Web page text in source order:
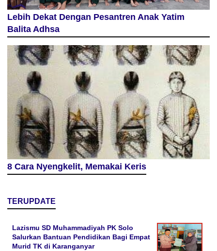
Lebih Dekat Dengan Pesantren Anak Yatim
Balita Adhsa
8 Cara Nyengkelit, Memakai Keris
TERUPDATE
Lazismu SD Muhammadiyah PK Solo
Salurkan Bantuan Pendidikan Bagi Empat
Murid TK di Karanganyar